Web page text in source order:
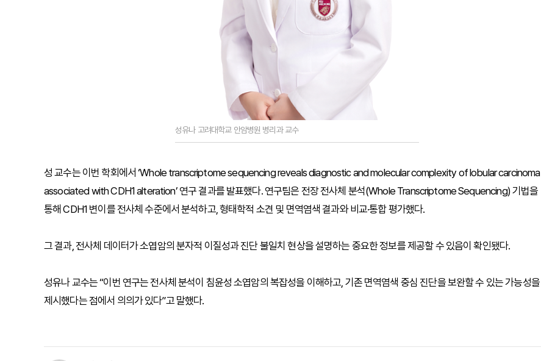
성유나 고려대학교 안암병원 병리과 교수
성 교수는 이번 학회에서 ‘Whole transcriptome sequencing reveals diagnostic and molecular complexity of lobular carcinoma
associated with CDH1 alteration’ 연구 결과를 발표했다. 연구팀은 전장 전사체 분석(Whole Transcriptome Sequencing) 기법을
통해 CDH1 변이를 전사체 수준에서 분석하고, 형태학적 소견 및 면역염색 결과와 비교·통합 평가했다.
그 결과, 전사체 데이터가 소엽암의 분자적 이질성과 진단 불일치 현상을 설명하는 중요한 정보를 제공할 수 있음이 확인됐다.
성유나 교수는 “이번 연구는 전사체 분석이 침윤성 소엽암의 복잡성을 이해하고, 기존 면역염색 중심 진단을 보완할 수 있는 가능성을
제시했다는 점에서 의의가 있다”고 말했다.